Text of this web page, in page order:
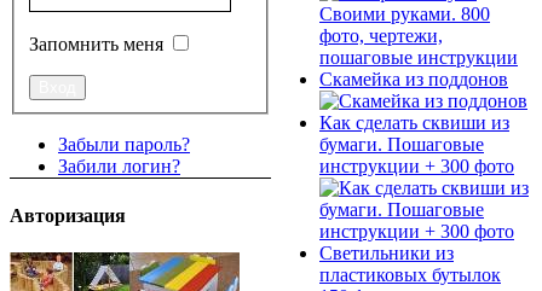
Запомнить меня
Забыли пароль?
Забили логин?
Авторизация
Скамейка из поддонов
Как сделать сквиши из
бумаги. Пошаговые
инструкции + 300 фото
Светильники из
пластиковых бутылок